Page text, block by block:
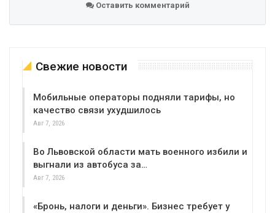
Оставить комментарий
Свежие новости
Мобильные операторы подняли тарифы, но
качество связи ухудшилось
Авг 7, 2026
Во Львовской области мать военного избили и
выгнали из автобуса за…
Авг 7, 2026
«Бронь, налоги и деньги». Бизнес требует у